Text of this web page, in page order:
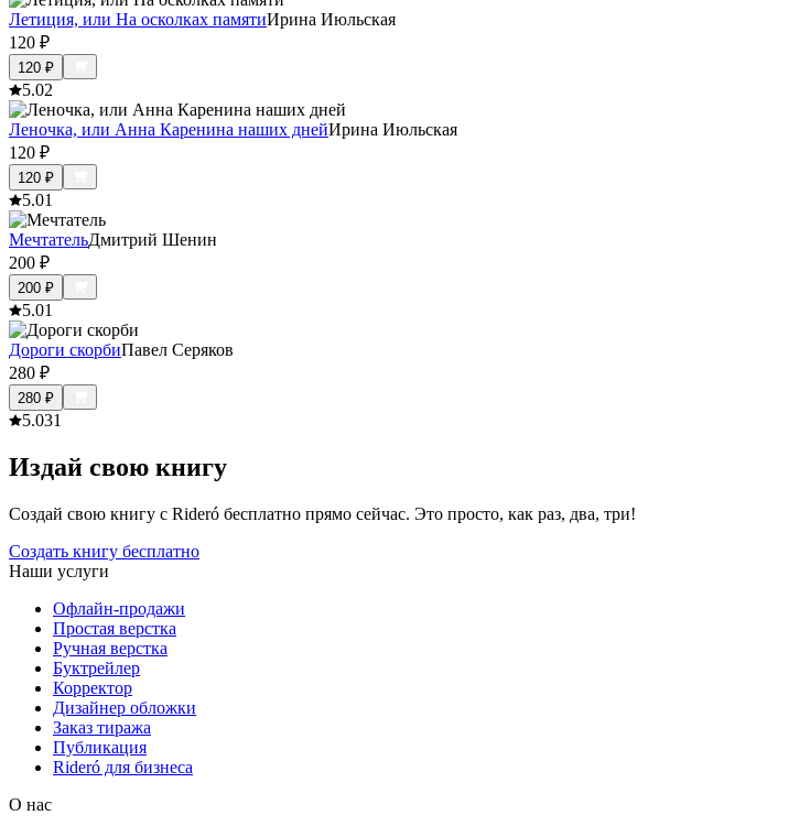
Летиция, или На осколках памятиИрина Июльская
120 ₽
120 ₽
5.02
Леночка, или Анна Каренина наших днейИрина Июльская
120 ₽
120 ₽
5.01
МечтательДмитрий Шенин
200 ₽
200 ₽
5.01
Дороги скорбиПавел Серяков
280 ₽
280 ₽
5.031
Издай свою книгу
Создай свою книгу с Rideró бесплатно прямо сейчас. Это просто, как раз, два, три!
Создать книгу бесплатно
Наши услуги
Офлайн-продажи
Простая верстка
Ручная верстка
Буктрейлер
Корректор
Дизайнер обложки
Заказ тиража
Публикация
Rideró для бизнеса
О нас